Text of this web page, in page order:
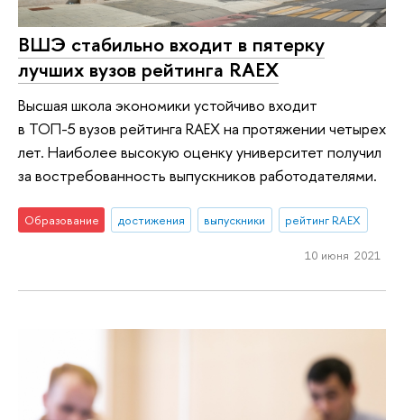
ВШЭ стабильно входит в пятерку
лучших вузов рейтинга RAEX
Высшая школа экономики устойчиво входит
в ТОП-5 вузов рейтинга RAEX на протяжении четырех
лет. Наиболее высокую оценку университет получил
за востребованность выпускников работодателями.
Образование достижения выпускники рейтинг RAEX
10 июня 2021